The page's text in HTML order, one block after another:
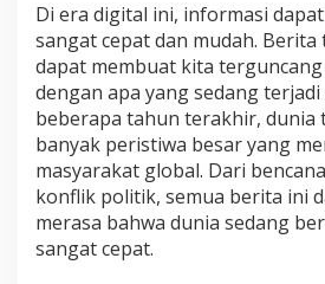
a
y
a
n
g
e
d
a
n
Di era digital ini, informasi
sangat cepat dan mudah.
dapat membuat kita
dengan apa yang sedang terjadi
beberapa tahun terakhir, dunia
banyak peristiwa besar yang
masyarakat global. Dari
konflik politik, semua berita ini
merasa bahwa dunia sedang
sangat cepat.